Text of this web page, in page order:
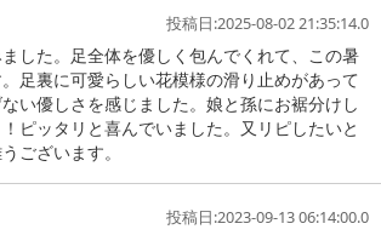
投稿日:2025-08-02 21:35:14.0
した。足全体を優しく包んでくれて、この暑
足裏に可愛らしい花模様の滑り止めがあって
い優しさを感じました。娘と孫にお裾分けし
ピッタリと喜んでいました。又リピしたいと
ございます。
投稿日:2023-09-13 06:14:00.0